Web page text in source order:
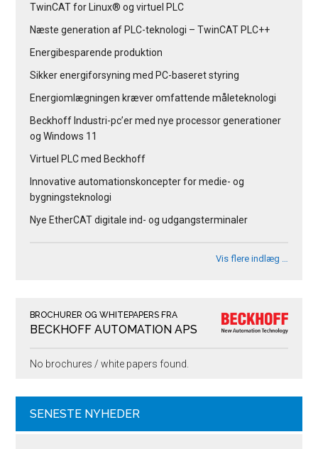
TwinCAT for Linux® og virtuel PLC
Næste generation af PLC-teknologi – TwinCAT PLC++
Energibesparende produktion
Sikker energiforsyning med PC-baseret styring
Energiomlægningen kræver omfattende måleteknologi
Beckhoff Industri-pc’er med nye processor generationer
og Windows 11
Virtuel PLC med Beckhoff
Innovative automationskoncepter for medie- og
bygningsteknologi
Nye EtherCAT digitale ind- og udgangsterminaler
Vis flere indlæg …
BROCHURER OG WHITEPAPERS FRA
BECKHOFF AUTOMATION APS
No brochures / white papers found.
SENESTE NYHEDER